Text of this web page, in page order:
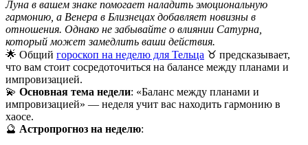
Луна в вашем знаке помогает наладить эмоциональную
гармонию, а Венера в Близнецах добавляет новизны в
отношения. Однако не забывайте о влиянии Сатурна,
который может замедлить ваши действия.
🌟 Общий гороскоп на неделю для Тельца ♉️ предсказывает,
что вам стоит сосредоточиться на балансе между планами и
импровизацией.
💫 Основная тема недели: «Баланс между планами и
импровизацией» — неделя учит вас находить гармонию в
хаосе.
🔮 Астропрогноз на неделю: